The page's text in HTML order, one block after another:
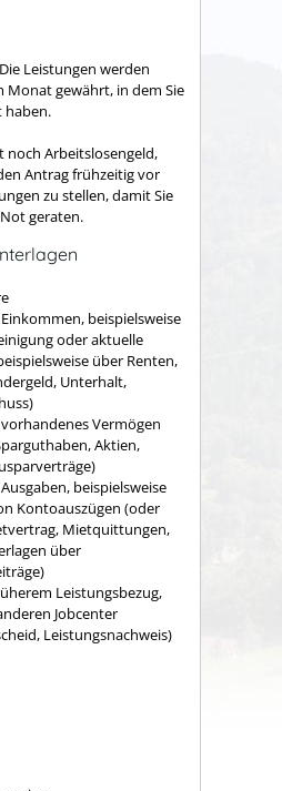
Leistungen werden
Monat gewährt, in dem Sie
haben.
noch Arbeitslosengeld,
Antrag frühzeitig vor
zu stellen, damit Sie
geraten.
beispielsweise
oder aktuelle
über Renten,
Unterhalt,
Vermögen
Aktien,
beispielsweise
Kontoauszügen (oder
Mietquittungen,
über
Leistungsbezug,
Jobcenter
Leistungsnachweis)